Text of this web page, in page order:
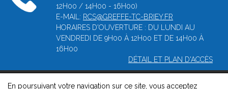
12H00 / 14H00 - 16H00)
E-MAIL: RCS@GREFFE-TC-BRIEY.FR
HORAIRES D'OUVERTURE : DU LUNDI AU
VENDREDI DE 9H00 À 12H00 ET DE 14H00 À
16H00
DÉTAIL ET PLAN D'ACCÈS
En poursuivant votre navigation sur ce site, vous acceptez